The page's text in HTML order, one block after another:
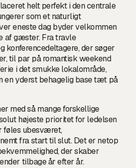
helt perfekt i den centrale
som et naturligt
eneste dag byder velkommen
af gæster. Fra travle
konferencedeltagere, der søger
til par på romantisk weekend
i det smukke lokalområde,
en yderst behagelig base tæt på
med så mange forskellige
højeste prioritet for ledelsen
føles ubesværet,
fra start til slut. Det er netop
der skaber
tilbage år efter år.